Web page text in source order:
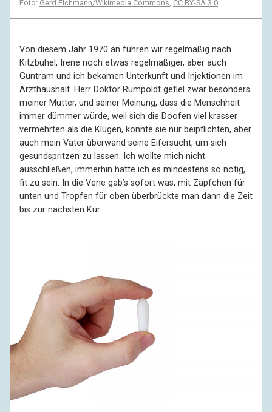
Foto: Gerd Eichmann/Wikimedia Commons, CC BY-SA 3.0
Von diesem Jahr 1970 an fuhren wir regelmäßig nach
Kitzbühel, Irene noch etwas regelmäßiger, aber auch
Guntram und ich bekamen Unterkunft und Injektionen im
Arzthaushalt. Herr Doktor Rumpoldt gefiel zwar besonders
meiner Mutter, und seiner Meinung, dass die Menschheit
immer dümmer würde, weil sich die Doofen viel krasser
vermehrten als die Klugen, konnte sie nur beipflichten, aber
auch mein Vater überwand seine Eifersucht, um sich
gesundspritzen zu lassen. Ich wollte mich nicht
ausschließen, immerhin hatte ich es mindestens so nötig,
fit zu sein: In die Vene gab’s sofort was, mit Zäpfchen für
unten und Tropfen für oben überbrückte man dann die Zeit
bis zur nächsten Kur.